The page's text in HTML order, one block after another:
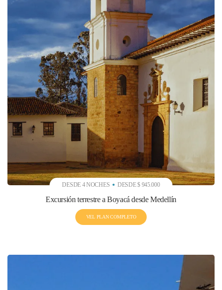
DESDE 4 NOCHES DESDE $ 945.000
Excursión terrestre a Boyacá desde Medellín
VEL PLAN COMPLETO